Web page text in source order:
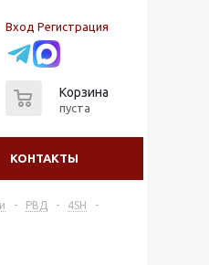
Вход Регистрация
Корзина
пуста
КОНТАКТЫ
- РВД - 4SH
-